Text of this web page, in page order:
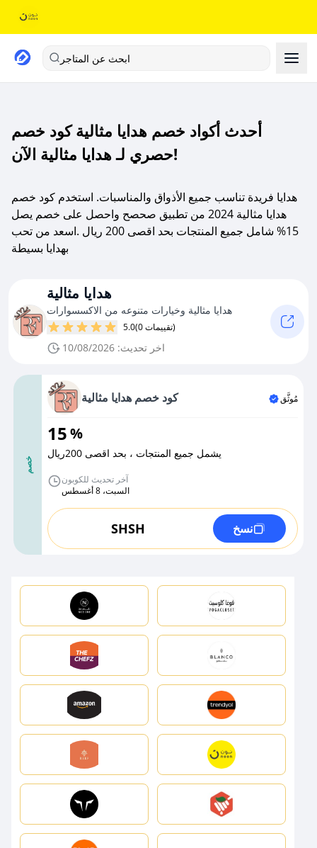
ابحث عن المتاجر
أحدث أكواد خصم هدايا مثالية كود خصم
حصري لـ هدايا مثالية الآن!
هدايا فريدة تناسب جميع الأذواق والمناسبات. استخدم كود خصم
هدايا مثالية 2024 من تطبيق صحصح واحصل على خصم يصل
15% شامل جميع المنتجات بحد اقصى 200 ريال .اسعد من تحب
بهدايا بسيطة
هدايا مثالية
هدايا مثالية وخيارات متنوعه من الاكسسوارات
5.0 (0 تقييمات)
اخر تحديث: 10/08/2026
خصم
كود خصم هدايا مثالية مُوثَّق
15%
يشمل جميع المنتجات ، بحد اقصى 200ريال
آخر تحديث للكوبون
السبت، 8 أغسطس
SHSH نسخ